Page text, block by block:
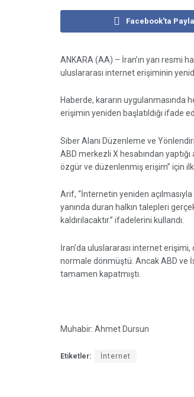
Facebook'ta
ANKARA (AA) – İran’ın yarı resmi
uluslararası internet erişiminin
Haberde, kararın uygulanmasında
erişimin yeniden başlatıldığı ifade
Siber Alanı Düzenleme ve
ABD merkezli X hesabından
özgür ve düzenlenmiş erişim” için ilk
Arif, “İnternetin yeniden
yanında duran halkın talepleri
kaldırılacaktır.” ifadelerini kullandı.
İran’da uluslararası internet erişimi,
normale dönmüştü. Ancak ABD ve
tamamen kapatmıştı.
Muhabir: Ahmet Dursun
Etiketler: İnternet